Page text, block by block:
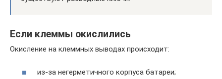
Если клеммы окислились
Окисление на клеммных выводах происходит:
из-за негерметичного корпуса батареи;